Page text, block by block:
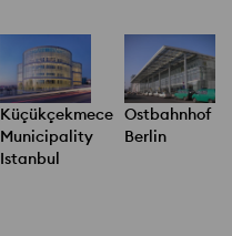
Küçükçekmece
Municipality
Istanbul
Ostbahnhof
Berlin